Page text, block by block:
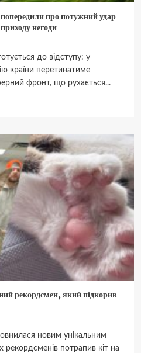
про потужний удар
негоди
до відступу: у
країни перетинатиме
фронт, що рухається...
рекордсмен, який підкорив
новим унікальним
рекордсменів потрапив кіт на